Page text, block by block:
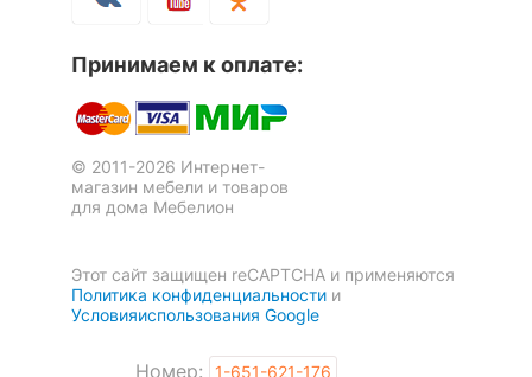
Принимаем к оплате:
© 2011-2026 Интернет-
магазин мебели и товаров
для дома Мебелион
Этот сайт защищен reCAPTCHA и применяются
Политика конфиденциальности и
Условияиспользования Google
Номер: 1-651-621-176